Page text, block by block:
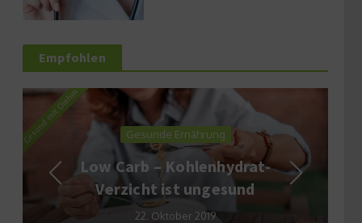
Empfohlen
Gesunde Ernährung
Low Carb – Kohlenhydrat-
Verzicht ist ungesund
22. Oktober 2019